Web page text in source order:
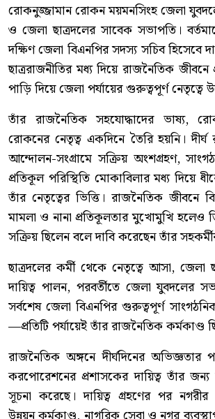
রোকনুজ্জামান রোকন ময়মনসিংহ জেলা
ও জেলা ছাত্রদলের সাবেক সভাপতি।
দক্ষিণ জেলা বিএনপির সদস্য সচিব হিসেবে
ছাত্ররাজনীতির মধ্য দিয়ে রাজনৈতিক জীবনে
পাড়ি দিয়ে জেলা পর্যায়ের গুরুত্বপূর্ণ
তাঁর রাজনৈতিক সহযোদ্ধাদের ভাষ্য,
রোকনের নেতৃত্ব একদিনে তৈরি হয়নি। দীর্ঘ
আন্দোলন-সংগ্রামে সক্রিয় অংশগ্রহণ,
প্রতিকূল পরিস্থিতি মোকাবিলার মধ্য দিয়ে
তাঁর নেতৃত্বের ভিত্তি। রাজনৈতিক জীবনে
মামলা ও নানা প্রতিকূলতার মুখোমুখি হলেও
সক্রিয় ছিলেন বলে দাবি করেছেন তাঁর
ছাত্রদলের কর্মী থেকে নেতৃত্বে আসা, জেলা
দায়িত্ব পালন, পরবর্তীতে জেলা যুবদলের
সর্বশেষ জেলা বিএনপির গুরুত্বপূর্ণ
—প্রতিটি পর্যায়েই তাঁর রাজনৈতিক
রাজনৈতিক অঙ্গনে দীর্ঘদিনের অভিজ্ঞতার
করপোরেশনের প্রশাসকের দায়িত্ব তাঁর
সূচনা করেছে। দায়িত্ব গ্রহণের পর নগরীর